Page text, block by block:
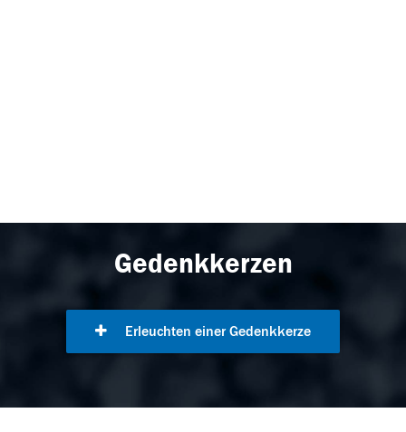
Gedenkkerzen
Erleuchten einer Gedenkkerze